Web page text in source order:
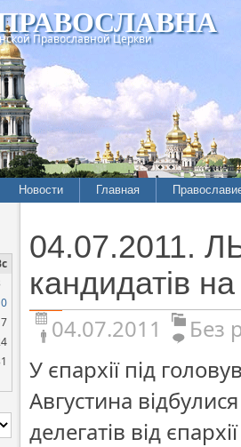
Православной Церкви
Новости Главная
04.07.2011.
кандидатів
04.07.2011
Без
У єпархії під
Августина
делегатів від